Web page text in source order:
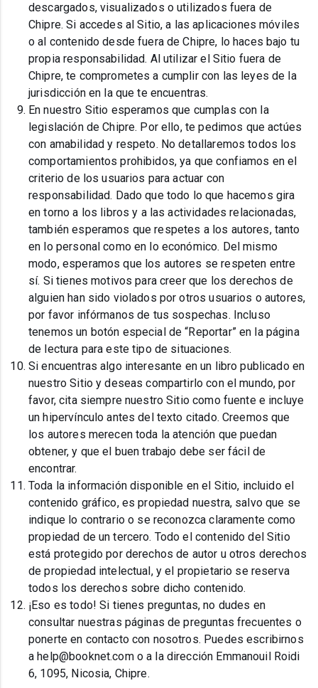
descargados, visualizados o utilizados fuera de
Chipre. Si accedes al Sitio, a las aplicaciones móviles
o al contenido desde fuera de Chipre, lo haces bajo tu
propia responsabilidad. Al utilizar el Sitio fuera de
Chipre, te comprometes a cumplir con las leyes de la
jurisdicción en la que te encuentras.
En nuestro Sitio esperamos que cumplas con la
legislación de Chipre. Por ello, te pedimos que actúes
con amabilidad y respeto. No detallaremos todos los
comportamientos prohibidos, ya que confiamos en el
criterio de los usuarios para actuar con
responsabilidad. Dado que todo lo que hacemos gira
en torno a los libros y a las actividades relacionadas,
también esperamos que respetes a los autores, tanto
en lo personal como en lo económico. Del mismo
modo, esperamos que los autores se respeten entre
sí. Si tienes motivos para creer que los derechos de
alguien han sido violados por otros usuarios o autores,
por favor infórmanos de tus sospechas. Incluso
tenemos un botón especial de “Reportar” en la página
de lectura para este tipo de situaciones.
Si encuentras algo interesante en un libro publicado en
nuestro Sitio y deseas compartirlo con el mundo, por
favor, cita siempre nuestro Sitio como fuente e incluye
un hipervínculo antes del texto citado. Creemos que
los autores merecen toda la atención que puedan
obtener, y que el buen trabajo debe ser fácil de
encontrar.
Toda la información disponible en el Sitio, incluido el
contenido gráfico, es propiedad nuestra, salvo que se
indique lo contrario o se reconozca claramente como
propiedad de un tercero. Todo el contenido del Sitio
está protegido por derechos de autor u otros derechos
de propiedad intelectual, y el propietario se reserva
todos los derechos sobre dicho contenido.
¡Eso es todo! Si tienes preguntas, no dudes en
consultar nuestras páginas de preguntas frecuentes o
ponerte en contacto con nosotros. Puedes escribirnos
a help@booknet.com o a la dirección Emmanouil Roidi
6, 1095, Nicosia, Chipre.